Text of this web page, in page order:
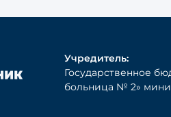
Учредитель:
Государственное
больница № 2»